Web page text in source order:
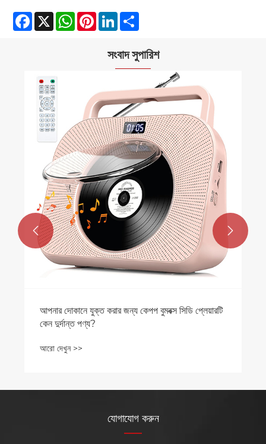
Facebook
X WhatsAppPinterestLinkedIn
সংবাদ সুপারিশ
আপনার দোকানে যুক্ত করার জন্য কেপপ বুমবক্স সিডি প্লেয়ারটি
কেন দুর্দান্ত পণ্য?
আরো দেখুন >>
 
যোগাযোগ করুন